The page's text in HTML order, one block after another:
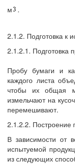
м
.
2.1.2. Подготовка к
2.1.2.1. Подготовка
Пробу бумаги и
каждого листа
чтобы их общая
измельчают на
перемешивают.
2.1.2.2. Построение
В зависимости от
испытуемой
из следующих